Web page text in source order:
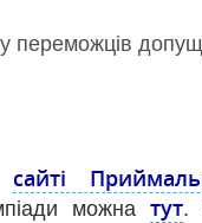
переможців
сайті
можна тут.